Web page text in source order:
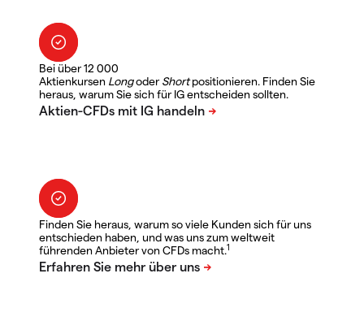
Bei über 12 000
Aktienkursen LongoderShortpositionieren. Finden Sie
heraus, warum Sie sich für IG entscheiden sollten.
Finden Sie heraus, warum so viele Kunden sich für uns
entschieden haben, und was uns zum weltweit
führenden Anbieter von CFDs macht.1